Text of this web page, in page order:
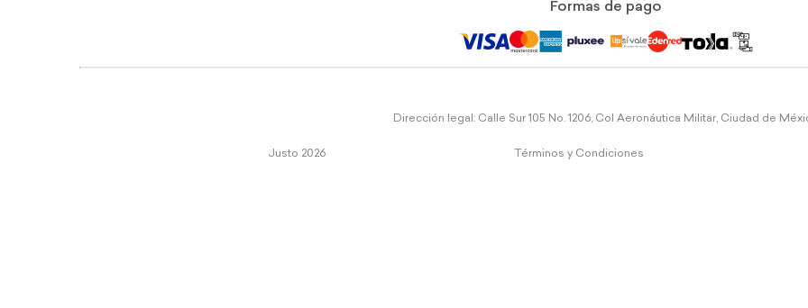
Formas de pago
Dirección legal: Calle Sur 105 No. 1206, Col Aeronáutica Militar, Ciudad de
Justo 2026 Términos y Condiciones